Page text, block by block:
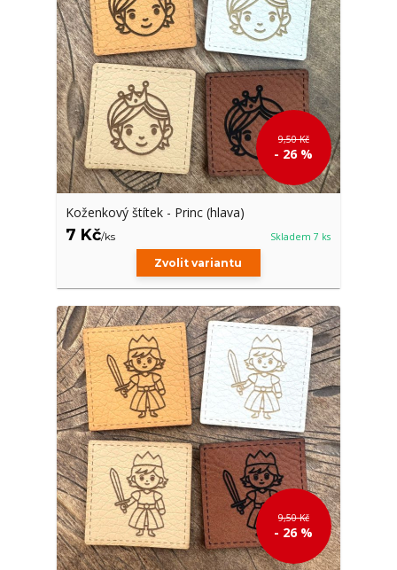
9,50 Kč
- 26 %
Koženkový štítek - Princ (hlava)
7 Kč/ks Skladem 7 ks
Zvolit variantu
9,50 Kč
- 26 %